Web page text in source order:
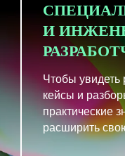
И
Чтобы увидеть
кейсы и
практические
расширить